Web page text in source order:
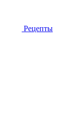
Рецепты